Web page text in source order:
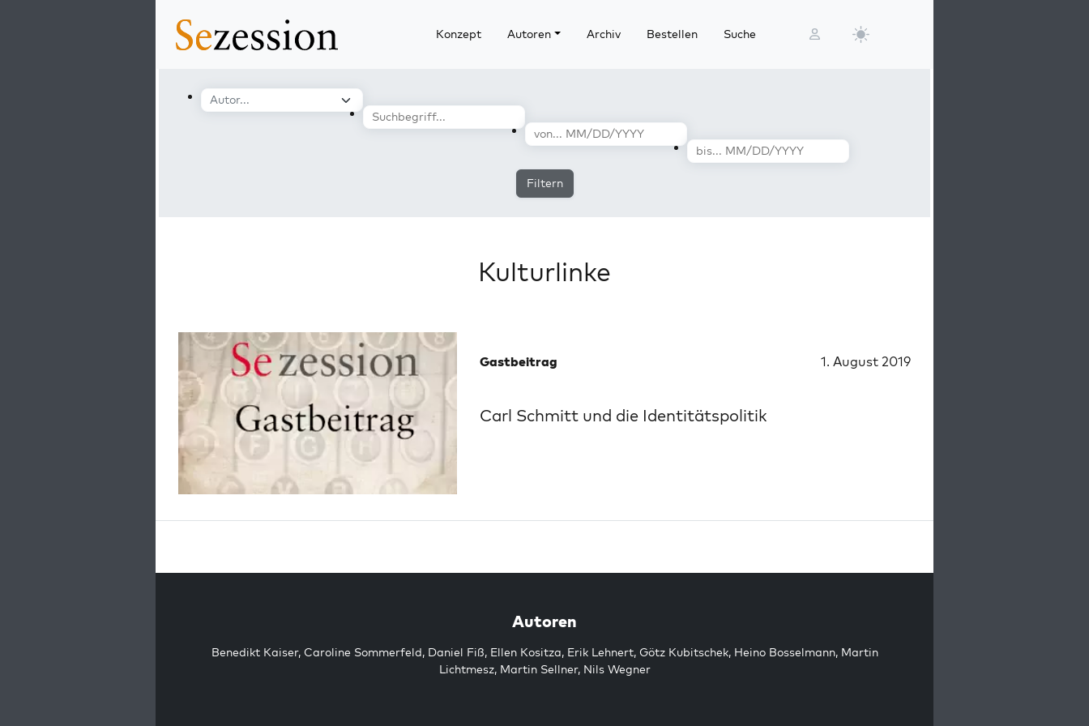
Konzept Autoren Archiv Bestellen Suche
Filtern
Kulturlinke
Gastbeitrag 1. August 2019
Carl Schmitt und die Identitätspolitik
Autoren
Benedikt Kaiser, Caroline Sommerfeld, Daniel Fiß, Ellen Kositza, Erik Lehnert, Götz Kubitschek, Heino Bosselmann, Martin
Lichtmesz, Martin Sellner, Nils Wegner